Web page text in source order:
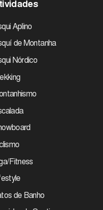
Aplino
de Montanha
Nórdico
Fitness
de Banho